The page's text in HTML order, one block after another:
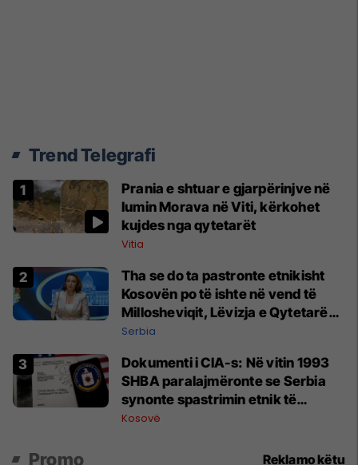
Trend Telegrafi
Prania e shtuar e gjarpërinjve në
lumin Morava në Viti, kërkohet
kujdes nga qytetarët
Vitia
Tha se do ta pastronte etnikisht
Kosovën po të ishte në vend të
Millosheviqit, Lëvizja e Qytetarëve
të Lirë në Serbi kërkon shkarkimin
Paunoviq
Serbia
Dokumenti i CIA-s: Në vitin 1993
SHBA paralajmëronte se Serbia
synonte spastrimin etnik të
Kosovës dhe destabilizimin e
Kosovë
Promo Reklamo këtu